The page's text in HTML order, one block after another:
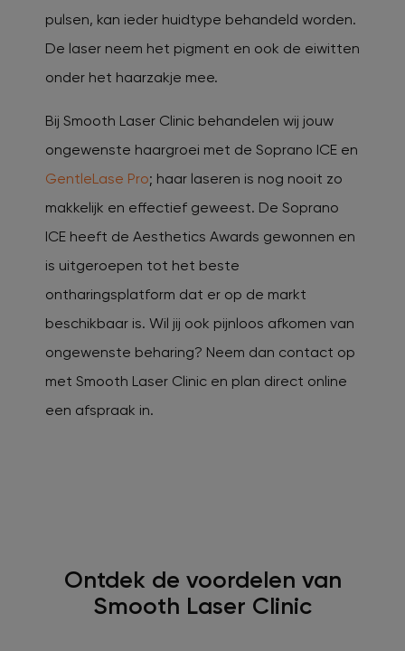
pulsen, kan ieder huidtype behandeld worden.
De laser neem het pigment en ook de eiwitten
onder het haarzakje mee.
Bij Smooth Laser Clinic behandelen wij jouw
ongewenste haargroei met de Soprano ICE en
GentleLase Pro; haar laseren is nog nooit zo
makkelijk en effectief geweest. De Soprano
ICE heeft de Aesthetics Awards gewonnen en
is uitgeroepen tot het beste
ontharingsplatform dat er op de markt
beschikbaar is. Wil jij ook pijnloos afkomen van
ongewenste beharing? Neem dan contact op
met Smooth Laser Clinic en plan direct online
een afspraak in.
Ontdek de voordelen van
Smooth Laser Clinic